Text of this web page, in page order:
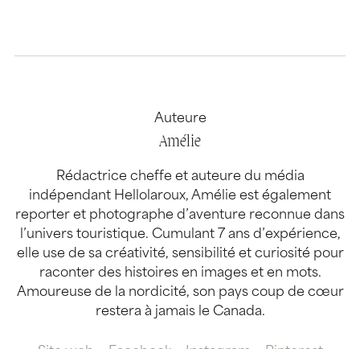
Auteure
Amélie
Rédactrice cheffe et auteure du média
indépendant Hellolaroux, Amélie est également
reporter et photographe d’aventure reconnue dans
l’univers touristique. Cumulant 7 ans d’expérience,
elle use de sa créativité, sensibilité et curiosité pour
raconter des histoires en images et en mots.
Amoureuse de la nordicité, son pays coup de cœur
restera à jamais le Canada.